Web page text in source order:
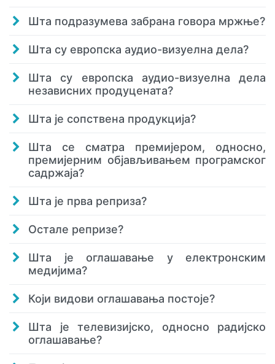
Шта подразумева забрана говора мржње?
Шта су европска аудио-визуелна дела?
Шта су европска аудио-визуелна дела
независних продуцената?
Шта је сопствена продукција?
Шта се сматра премијером, односно,
премијерним објављивањем програмског
садржаја?
Шта је прва реприза?
Остале репризе?
Шта је оглашавање у електронским
медијима?
Који видови оглашавања постоје?
Шта је телевизијско, односно радијско
оглашавање?